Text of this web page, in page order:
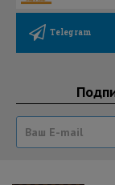
Telegram